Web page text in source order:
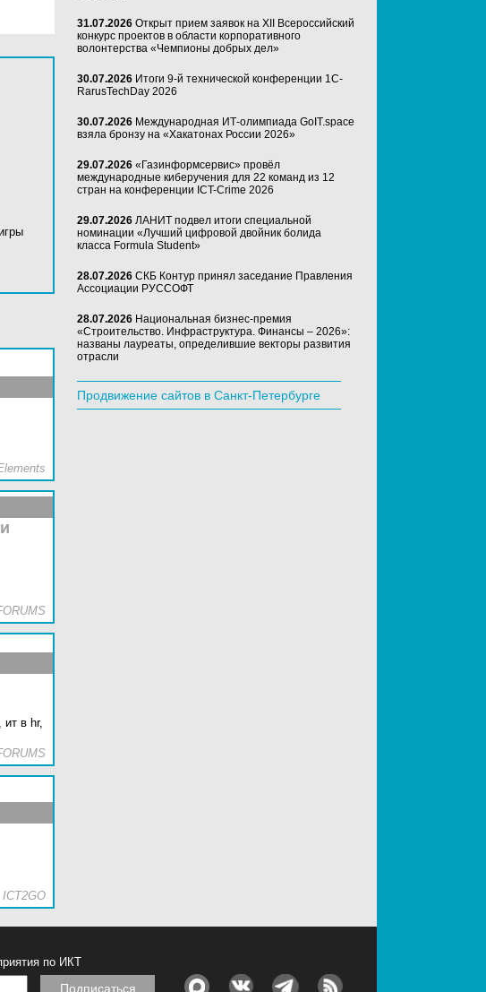
ит в hr,
31.07.2026 Открыт прием заявок на XII Всероссийский
конкурс проектов в области корпоративного
волонтерства «Чемпионы добрых дел»
30.07.2026 Итоги 9-й технической конференции 1C-
RarusTechDay 2026
30.07.2026 Международная ИТ-олимпиада GoIT.space
взяла бронзу на «Хакатонах России 2026»
29.07.2026 «Газинформсервис» провёл
международные киберучения для 22 команд из 12
стран на конференции ICT-Crime 2026
29.07.2026 ЛАНИТ подвел итоги специальной
номинации «Лучший цифровой двойник болида
класса Formula Student»
28.07.2026 СКБ Контур принял заседание Правления
Ассоциации РУССОФТ
28.07.2026 Национальная бизнес-премия
«Строительство. Инфраструктура. Финансы – 2026»:
названы лауреаты, определившие векторы развития
отрасли
Продвижение сайтов в Санкт-Петербурге
по ИКТ